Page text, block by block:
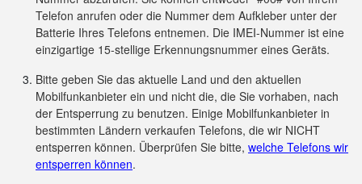
Telefon anrufen oder die Nummer dem Aufkleber unter der
Batterie Ihres Telefons entnemen. Die IMEI-Nummer ist eine
einzigartige 15-stellige Erkennungsnummer eines Geräts.
Bitte geben Sie das aktuelle Land und den aktuellen
Mobilfunkanbieter ein und nicht die, die Sie vorhaben, nach
der Entsperrung zu benutzen. Einige Mobilfunkanbieter in
bestimmten Ländern verkaufen Telefons, die wir NICHT
entsperren können. Überprüfen Sie bitte, welche Telefons wir
entsperren können.